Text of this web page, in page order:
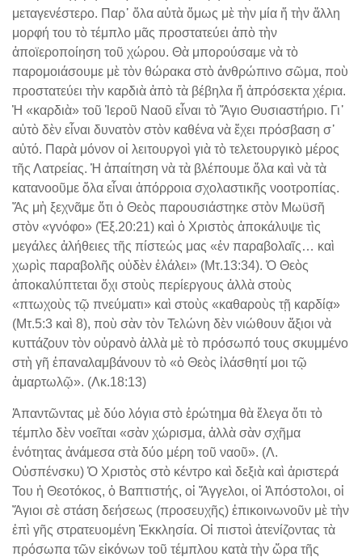
μεταγενέστερο. Παρ᾽ ὅλα αὐτὰ ὅμως μὲ τὴν μία ἤ τὴν ἄλλη
μορφή του τὸ τέμπλο μᾶς προστατεύει ἀπὸ τὴν
ἀποϊεροποίηση τοῦ χώρου. Θὰ μπορούσαμε νὰ τὸ
παρομοιάσουμε μὲ τὸν θώρακα στὸ ἀνθρώπινο σῶμα, ποὺ
προστατεύει τὴν καρδιὰ ἀπὸ τὰ βέβηλα ἤ ἀπρόσεκτα χέρια.
Ἡ «καρδιὰ» τοῦ Ἱεροῦ Ναοῦ εἶναι τὸ Ἅγιο Θυσιαστήριο. Γι᾽
αὐτὸ δὲν εἶναι δυνατὸν στὸν καθένα νὰ ἔχει πρόσβαση σ᾽
αὐτό. Παρὰ μόνον οἱ λειτουργοὶ γιὰ τὸ τελετουργικὸ μέρος
τῆς Λατρείας. Ἡ ἀπαίτηση νὰ τὰ βλέπουμε ὅλα καὶ νὰ τὰ
κατανοοῦμε ὅλα εἶναι ἀπόρροια σχολαστικῆς νοοτροπίας.
Ἄς μὴ ξεχνᾶμε ὅτι ὁ Θεὸς παρουσιάστηκε στὸν Μωϋσῆ
στὸν «γνόφο» (Ἐξ.20:21) καὶ ὁ Χριστὸς ἀποκάλυψε τὶς
μεγάλες ἀλήθειες τῆς πίστεώς μας «ἐν παραβολαῖς… καὶ
χωρὶς παραβολῆς οὐδὲν ἐλάλει» (Μτ.13:34). Ὁ Θεὸς
ἀποκαλύπτεται ὄχι στοὺς περίεργους ἀλλὰ στοὺς
«πτωχοὺς τῷ πνεύματι» καὶ στοὺς «καθαροὺς τῇ καρδίᾳ»
(Μτ.5:3 καὶ 8), ποὺ σὰν τὸν Τελώνη δὲν νιώθουν ἄξιοι νὰ
κυττάζουν τὸν οὐρανὸ ἀλλὰ μὲ τὸ πρόσωπό τους σκυμμένο
στὴ γῆ ἐπαναλαμβάνουν τὸ «ὁ Θεὸς ἱλάσθητί μοι τῷ
ἁμαρτωλῷ». (Λκ.18:13)
Ἀπαντῶντας μὲ δύο λόγια στὸ ἐρώτημα θὰ ἔλεγα ὅτι τὸ
τέμπλο δὲν νοεῖται «σὰν χώρισμα, ἀλλὰ σὰν σχῆμα
ἑνότητας ἀνάμεσα στὰ δύο μέρη τοῦ ναοῦ». (Λ.
Οὐσπένσκυ) Ὁ Χριστὸς στὸ κέντρο καὶ δεξιὰ καὶ ἀριστερά
Του ἡ Θεοτόκος, ὁ Βαπτιστής, οἱ Ἄγγελοι, οἱ Ἀπόστολοι, οἱ
Ἅγιοι σὲ στάση δεήσεως (προσευχῆς) ἐπικοινωνοῦν μὲ τὴν
ἐπὶ γῆς στρατευομένη Ἐκκλησία. Οἱ πιστοὶ ἀτενίζοντας τὰ
πρόσωπα τῶν εἰκόνων τοῦ τέμπλου κατὰ τὴν ὥρα τῆς